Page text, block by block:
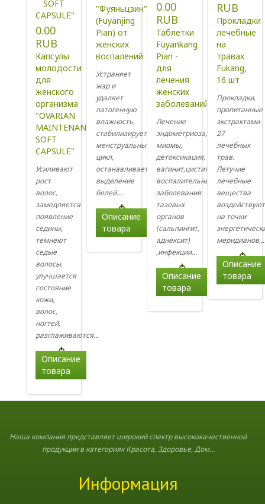
0.00
RUB
Капсулы
молодости
для
женского
организма
"OVARIAN
MAINTENANCE
SOFT
CAPSULE"
Усиливают
рост
волос,
замедляется
появление
седины,
темнеют
седые
волосы,
улучшается
состояние
кожи,
волос,
ногтей,
разглаживаются...
Описание
товара
"Фуяньцзин"
(Fuyanjing
Pian) от
женских
воспалений
Устраняет
жар и
удаляет
патогенную
влажность,
стабилизирует
менструальный
цикл,
останавливает
выделение
белей....
Описание
товара
0.00
RUB
Таблетки
Fuyankang
Pian -
для
лечения
женских
заболеваний
Лечение
эндометриоза,
миомы,
детоксикация,
вагинит,цистит,
воспалительные
заболевания
тазовых
органов
(сальпингит,
аднексит)
,инфекции...
Описание
товара
RUB
Прокладки
лечебные
на
травах
Fukang,
16 шт
Прокладки,
пропитанные
экстрактами
27
лечебных
трав.
Летучие
лечебные
вещества
воздействуют
на точки
Описание
товара
Наша компания представляет широкий спектр высококачественной
продукции в категориях Красота, Здоровье, Дом...
Информация